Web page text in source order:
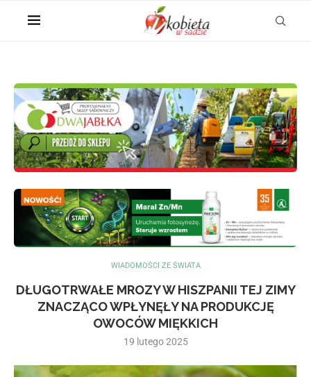
WIADOMOŚCI ZE ŚWIATA
DŁUGOTRWAŁE MROZY W HISZPANII TEJ ZIMY
ZNACZĄCO WPŁYNĘŁY NA PRODUKCJĘ
OWOCÓW MIĘKKICH
19 lutego 2025